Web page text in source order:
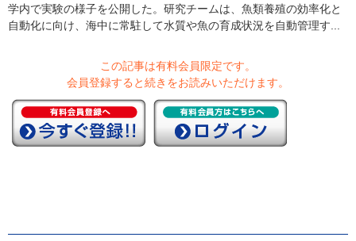
学内で実験の様子を公開した。研究チームは、魚類養殖の効率化と
自動化に向け、海中に常駐して水質や魚の育成状況を自動管理す...
この記事は有料会員限定です。
会員登録すると続きをお読みいただけます。